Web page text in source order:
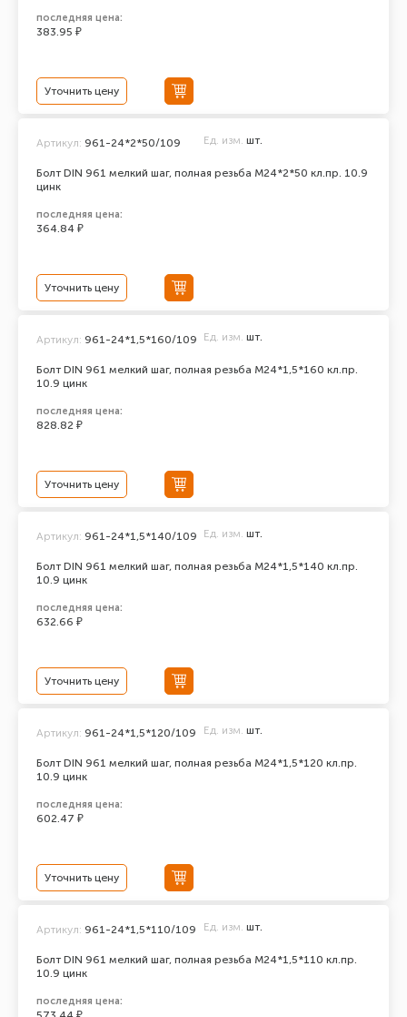
последняя цена:
383.95 ₽
Уточнить цену
Болт DIN 961 мелкий шаг, полная резьба M24*2*50 кл.пр. 10.9
цинк
Артикул: 961-24*2*50/109 Ед. изм. шт.
последняя цена:
364.84 ₽
Уточнить цену
Болт DIN 961 мелкий шаг, полная резьба M24*1,5*160 кл.пр.
10.9 цинк
Артикул: 961-24*1,5*160/109 Ед. изм. шт.
последняя цена:
828.82 ₽
Уточнить цену
Болт DIN 961 мелкий шаг, полная резьба M24*1,5*140 кл.пр.
10.9 цинк
Артикул: 961-24*1,5*140/109 Ед. изм. шт.
последняя цена:
632.66 ₽
Уточнить цену
Болт DIN 961 мелкий шаг, полная резьба M24*1,5*120 кл.пр.
10.9 цинк
Артикул: 961-24*1,5*120/109 Ед. изм. шт.
последняя цена:
602.47 ₽
Уточнить цену
Болт DIN 961 мелкий шаг, полная резьба M24*1,5*110 кл.пр.
10.9 цинк
Артикул: 961-24*1,5*110/109 Ед. изм. шт.
последняя цена: